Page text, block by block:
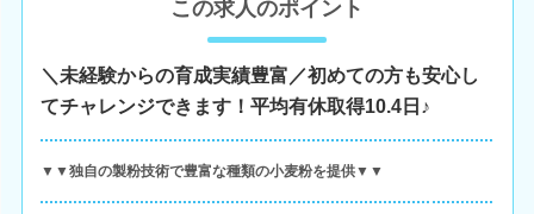
この求人のポイント
＼未経験からの育成実績豊富／初めての方も安心し
てチャレンジできます！平均有休取得10.4日♪
▼▼独自の製粉技術で豊富な種類の小麦粉を提供▼▼